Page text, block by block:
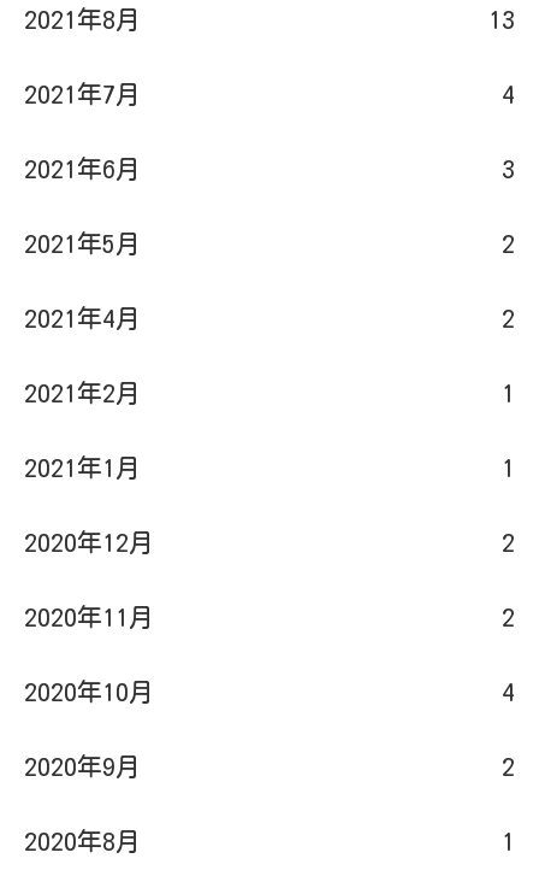
2021年7月 4
2021年6月 3
2021年5月 2
2021年4月 2
2021年2月 1
2021年1月 1
2020年12月 2
2020年11月 2
2020年10月 4
2020年9月 2
2020年8月 1
2020年7月 1